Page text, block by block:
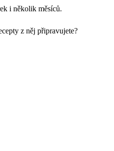
i několik měsíců.
z něj připravujete?